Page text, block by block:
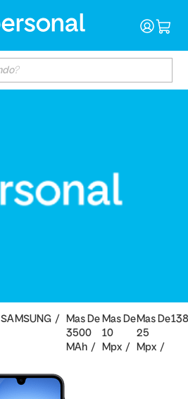
SAMSUNG
Mas De
3500
MAh
Mas De
10
Mpx
Mas De
25
Mpx
138